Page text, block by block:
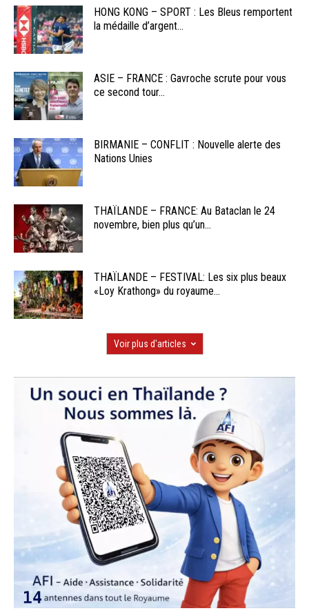
HONG KONG – SPORT : Les Bleus remportent
la médaille d’argent...
ASIE – FRANCE : Gavroche scrute pour vous
ce second tour...
BIRMANIE – CONFLIT : Nouvelle alerte des
Nations Unies
THAÏLANDE – FRANCE: Au Bataclan le 24
novembre, bien plus qu’un...
THAÏLANDE – FESTIVAL: Les six plus beaux
«Loy Krathong» du royaume...
Voir plus d'articles